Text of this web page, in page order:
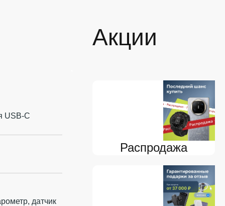
Акции
Распродажа
USB‑C
датчик